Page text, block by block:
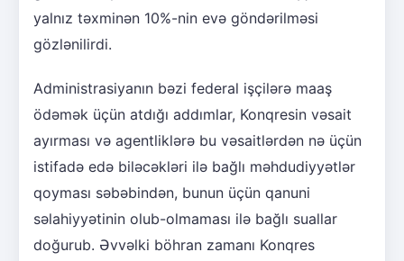
yalnız təxminən 10%-nin evə göndərilməsi
gözlənilirdi.
Administrasiyanın bəzi federal işçilərə maaş
ödəmək üçün atdığı addımlar, Konqresin vəsait
ayırması və agentliklərə bu vəsaitlərdən nə üçün
istifadə edə biləcəkləri ilə bağlı məhdudiyyətlər
qoyması səbəbindən, bunun üçün qanuni
səlahiyyətinin olub-olmaması ilə bağlı suallar
doğurub. Əvvəlki böhran zamanı Konqres